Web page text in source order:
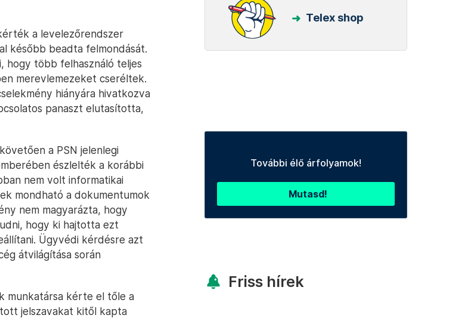
a levelezőrendszer
később beadta felmondását.
hogy több felhasználó teljes
merevlemezeket cseréltek.
hiányára hivatkozva
panaszt elutasította,
a PSN jelenlegi
észlelték a korábbi
nem volt informatikai
mondható a dokumentumok
nem magyarázta, hogy
hogy ki hajtotta ezt
Ügyvédi kérdésre azt
átvilágítása során
munkatársa kérte el tőle a
jelszavakat kitől kapta
Telex shop
További élő árfolyamok!
Mutasd!
Friss hírek